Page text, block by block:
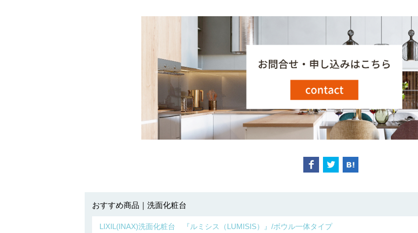
おすすめ商品｜洗面化粧台
LIXIL(INAX)洗面化粧台 『ルミシス（LUMISIS）』/ボウル一体タイプ